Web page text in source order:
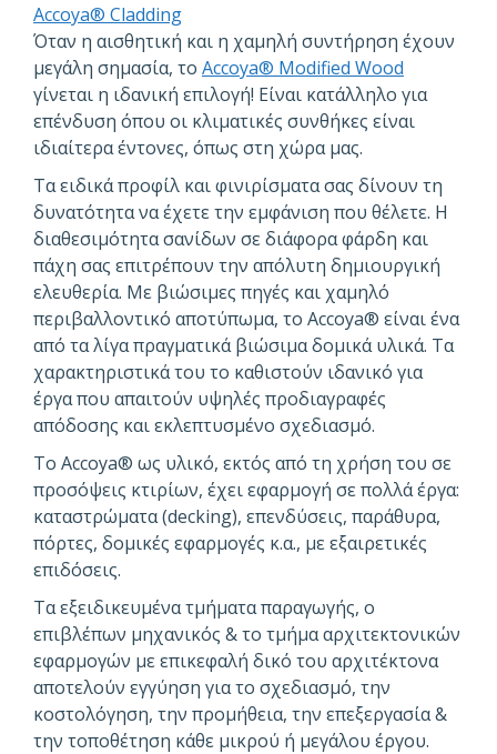
Accoya® Cladding
Όταν η αισθητική και η χαμηλή συντήρηση έχουν
μεγάλη σημασία, το Accoya® Modified Wood
γίνεται η ιδανική επιλογή! Eίναι κατάλληλο για
επένδυση όπου οι κλιματικές συνθήκες είναι
ιδιαίτερα έντονες, όπως στη χώρα μας.
Τα ειδικά προφίλ και φινιρίσματα σας δίνουν τη
δυνατότητα να έχετε την εμφάνιση που θέλετε. Η
διαθεσιμότητα σανίδων σε διάφορα φάρδη και
πάχη σας επιτρέπουν την απόλυτη δημιουργική
ελευθερία. Με βιώσιμες πηγές και χαμηλό
περιβαλλοντικό αποτύπωμα, το Accoya® είναι ένα
από τα λίγα πραγματικά βιώσιμα δομικά υλικά. Τα
χαρακτηριστικά του το καθιστούν ιδανικό για
έργα που απαιτούν υψηλές προδιαγραφές
απόδοσης και εκλεπτυσμένο σχεδιασμό.
Το Accoya® ως υλικό, εκτός από τη χρήση του σε
προσόψεις κτιρίων, έχει εφαρμογή σε πολλά έργα:
καταστρώματα (decking), επενδύσεις, παράθυρα,
πόρτες, δομικές εφαρμογές κ.α., με εξαιρετικές
επιδόσεις.
Τα εξειδικευμένα τμήματα παραγωγής, ο
επιβλέπων μηχανικός & το τμήμα αρχιτεκτονικών
εφαρμογών με επικεφαλή δικό του αρχιτέκτονα
αποτελούν εγγύηση για το σχεδιασμό, την
κοστολόγηση, την προμήθεια, την επεξεργασία &
την τοποθέτηση κάθε μικρού ή μεγάλου έργου.